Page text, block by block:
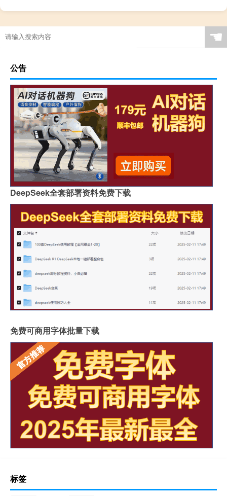
☚
公告
DeepSeek全套部署资料免费下载
免费可商用字体批量下载
标签